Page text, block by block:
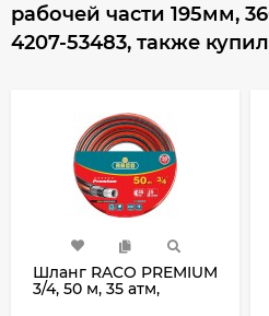
рабочей части 195мм,
4207-53483, также
Шланг RACO PREMIUM
3/4, 50 м, 35 атм,